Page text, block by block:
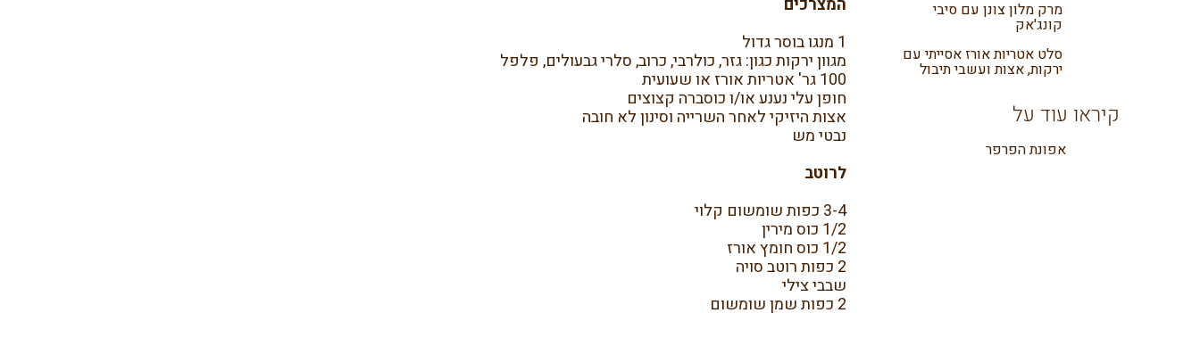
מרק מלון צונן עם סיבי
קונג'אק
סלט אטריות אורז אסייתי עם
ירקות, אצות ועשבי תיבול
קיראו עוד על
אפונת הפרפר
1 מנגו בוסר גדול
מגוון ירקות כגון: גזר, כולרבי, כרוב, סלרי גבעולים, פלפל
100 גר' אטריות אורז או שעועית
חופן עלי נענע או/ו כוסברה קצוצים
אצות היזיקי לאחר השרייה וסינון לא חובה
נבטי מש
לרוטב
3-4 כפות שומשום קלוי
1/2 כוס מירין
1/2 כוס חומץ אורז
2 כפות רוטב סויה
שבבי צילי
2 כפות שמן שומשום